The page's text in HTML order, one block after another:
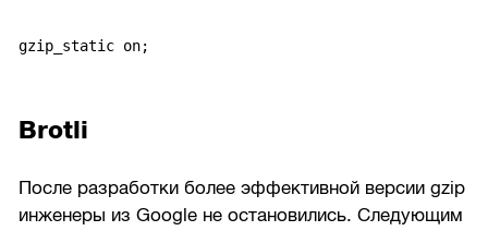
gzip_static on;
Brotli
После разработки более эффективной версии gzip
инженеры из Google не остановились. Следующим